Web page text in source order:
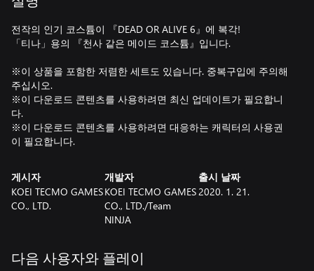
전작의 인기 코스튬이 『DEAD OR ALIVE 6』에 복각!
「티나」용의 『천사 같은 메이드 코스튬』입니다.
※이 상품을 포함한 저렴한 세트도 있습니다. 중복구입에 주의해
주십시오.
※이 다운로드 콘텐츠를 사용하려면 최신 업데이트가 필요합니
다.
※이 다운로드 콘텐츠를 사용하려면 대응하는 캐릭터의 사용권
이 필요합니다.
게시자
KOEI TECMO GAMES
CO., LTD.
개발자
KOEI TECMO GAMES
CO., LTD./Team
NINJA
출시 날짜
2020. 1. 21.
다음 사용자와 플레이